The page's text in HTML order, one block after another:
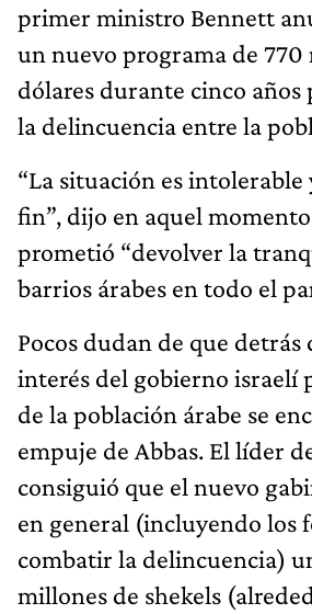
primer ministro Bennett
un nuevo programa de 770
dólares durante cinco años
la delincuencia entre la
“La situación es
fin”, dijo en aquel
prometió “devolver la
barrios árabes en todo el
Pocos dudan de que detrás
interés del gobierno israelí
de la población árabe se
empuje de Abbas. El líder
consiguió que el nuevo
en general (incluyendo los
combatir la delincuencia)
millones de shekels